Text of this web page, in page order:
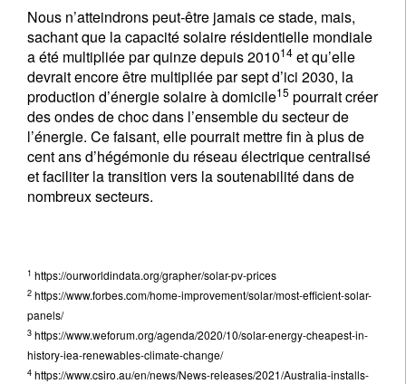
Nous n’atteindrons peut-être jamais ce stade, mais,
sachant que la capacité solaire résidentielle mondiale
a été multipliée par quinze depuis 201014 et qu’elle
devrait encore être multipliée par sept d’ici 2030, la
production d’énergie solaire à domicile15 pourrait créer
des ondes de choc dans l’ensemble du secteur de
l’énergie. Ce faisant, elle pourrait mettre fin à plus de
cent ans d’hégémonie du réseau électrique centralisé
et faciliter la transition vers la soutenabilité dans de
nombreux secteurs.
1 https://ourworldindata.org/grapher/solar-pv-prices
2 https://www.forbes.com/home-improvement/solar/most-efficient-solar-
panels/
3 https://www.weforum.org/agenda/2020/10/solar-energy-cheapest-in-
history-iea-renewables-climate-change/
4 https://www.csiro.au/en/news/News-releases/2021/Australia-installs-